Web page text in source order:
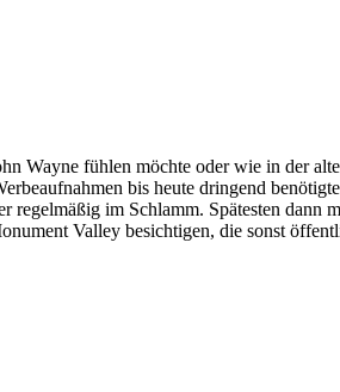
Wayne fühlen möchte oder wie in der
bis heute dringend
regelmäßig im Schlamm. Spätesten
Valley besichtigen, die sonst